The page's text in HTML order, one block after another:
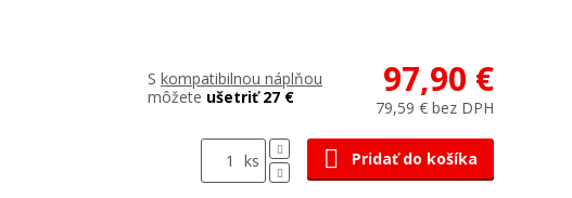
S kompatibilnou náplňou
môžete ušetriť 27 € 97,90 €
79,59 € bez DPH
ks Pridať do košíka